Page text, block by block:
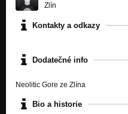
Zlín
Kontakty a odkazy
Dodatečné info
Neolitic Gore ze Zlína
Bio a historie